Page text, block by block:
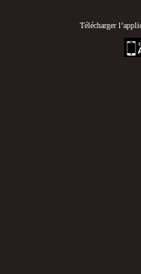
Télécharger